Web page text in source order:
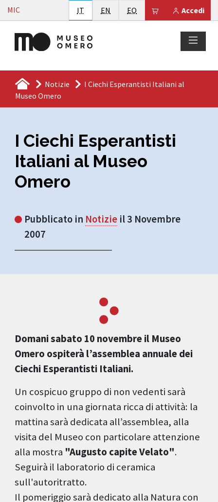
Vai al contenuto
MIC Accedi
Il tuo carrello è
IT Italiano
EN English
EO Esperanto
Notizie
I Ciechi Esperantisti Italiani al
Museo Omero
I Ciechi Esperantisti
Italiani al Museo
Omero
Pubblicato in Notizie il 3 Novembre
2007
Domani sabato 10 novembre il Museo
Omero ospiterà l’assemblea annuale dei
Ciechi Esperantisti Italiani.
Un cospicuo gruppo di non vedenti sarà
coinvolto in una giornata ricca di attività: la
mattina sarà dedicata all’assemblea, alla
visita del Museo con particolare attenzione
alla mostra "Augusto capite Velato".
Seguirà il laboratorio di ceramica
sull'autoritratto.
Il pomeriggio sarà dedicato alla Natura con